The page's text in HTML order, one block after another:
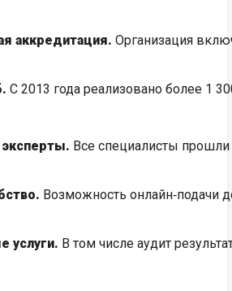
аккредитация. Организация
С 2013 года реализовано более 1
Все специалисты прошли
Возможность онлайн‑подачи
услуги. В том числе аудит